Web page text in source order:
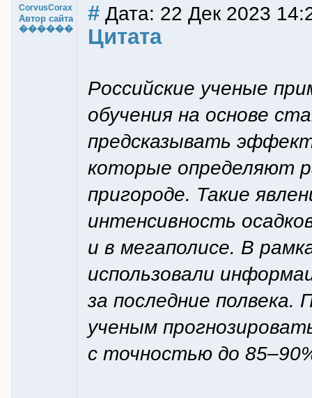
CorvusCorax
Автор сайта
������
# Дата: 22 Дек 2023
Цитата
Российские ученые
обучения на основе
предсказывать
которые определяют
пригороде. Такие
интенсивность
и в мегаполисе. В
использовали
за последние
ученым
с точностью до